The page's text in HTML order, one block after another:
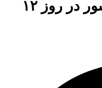
آخرین وضعیت جاده های کشور در روز ۱۲